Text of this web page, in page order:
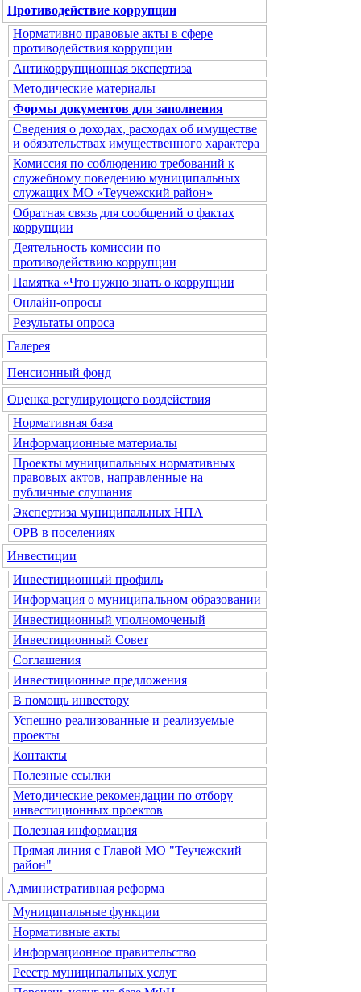
Противодействие коррупции
Нормативно правовые акты в сфере
противодействия коррупции
Антикоррупционная экспертиза
Методические материалы
Формы документов для заполнения
Сведения о доходах, расходах об имуществе
и обязательствах имущественного характера
Комиссия по соблюдению требований к
служебному поведению муниципальных
служащих МО «Теучежский район»
Обратная связь для сообщений о фактах
коррупции
Деятельность комиссии по
противодействию коррупции
Памятка «Что нужно знать о коррупции
Онлайн-опросы
Результаты опроса
Галерея
Пенсионный фонд
Оценка регулирующего воздействия
Нормативная база
Информационные материалы
Проекты муниципальных нормативных
правовых актов, направленные на
публичные слушания
Экспертиза муниципальных НПА
ОРВ в поселениях
Инвестиции
Инвестиционный профиль
Информация о муниципальном образовании
Инвестиционный уполномоченый
Инвестиционный Совет
Соглашения
Инвестиционные предложения
В помощь инвестору
Успешно реализованные и реализуемые
проекты
Контакты
Полезные ссылки
Методические рекомендации по отбору
инвестиционных проектов
Полезная информация
Прямая линия с Главой МО "Теучежский
район"
Административная реформа
Муниципальные функции
Нормативные акты
Информационное правительство
Реестр муниципальных услуг